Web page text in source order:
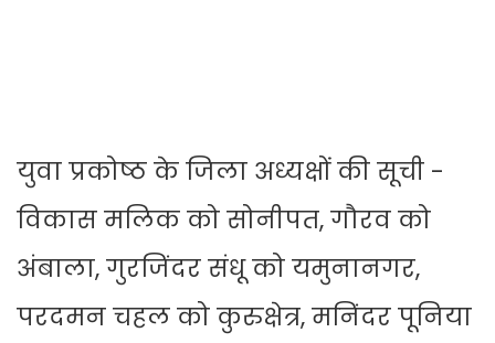
युवा प्रकोष्ठ के जिला अध्यक्षों की सूची -
विकास मलिक को सोनीपत, गौरव को
अंबाला, गुरजिंदर संधू को यमुनानगर,
परदमन चहल को कुरुक्षेत्र, मनिंदर पूनिया